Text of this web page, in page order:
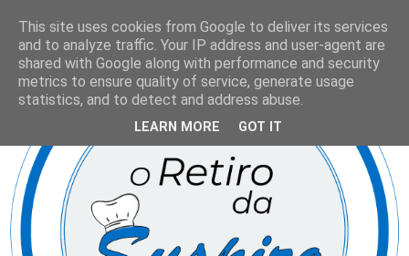
This site uses cookies from Google to deliver its services
and to analyze traffic. Your IP address and user-agent are
shared with Google along with performance and security
metrics to ensure quality of service, generate usage
statistics, and to detect and address abuse.
LEARN MORE GOT IT